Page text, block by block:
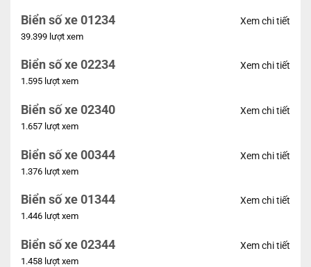
Biển số xe 01234
39.399 lượt xem
Xem chi tiết
Biển số xe 02234
1.595 lượt xem
Xem chi tiết
Biển số xe 02340
1.657 lượt xem
Xem chi tiết
Biển số xe 00344
1.376 lượt xem
Xem chi tiết
Biển số xe 01344
1.446 lượt xem
Xem chi tiết
Biển số xe 02344
1.458 lượt xem
Xem chi tiết